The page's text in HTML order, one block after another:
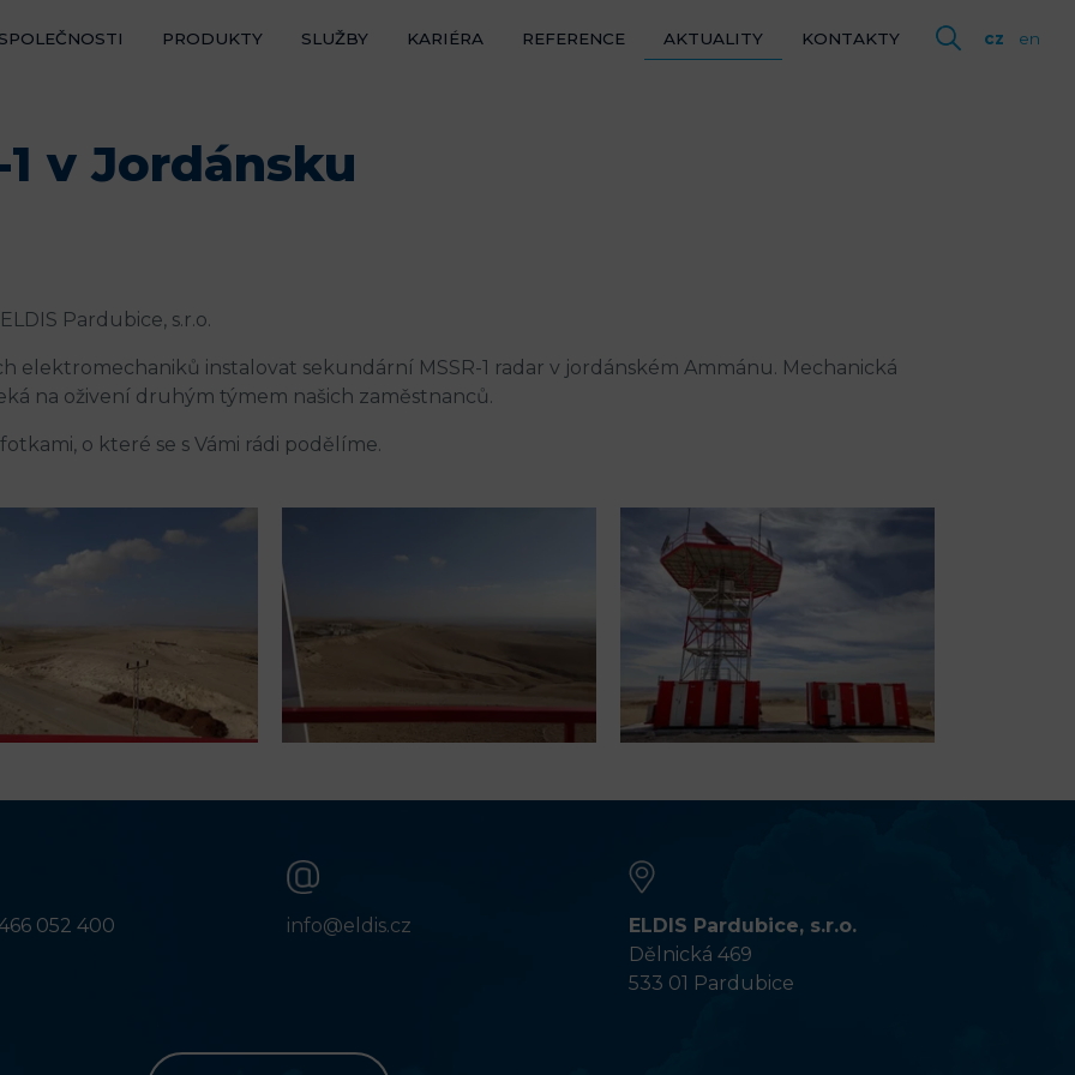
PRODUKTY SLUŽBY KARIÉRA REFERENCE AKTUALITY KONTAKTY cz en
v Jordánsku
Pardubice, s.r.o.
instalovat sekundární MSSR-1 radar v jordánském Ammánu. Mechanická
na oživení druhým týmem našich zaměstnanců.
o které se s Vámi rádi podělíme.
052 400 info@eldis.cz
ELDIS Pardubice, s.r.o.
Dělnická 469
533 01 Pardubice